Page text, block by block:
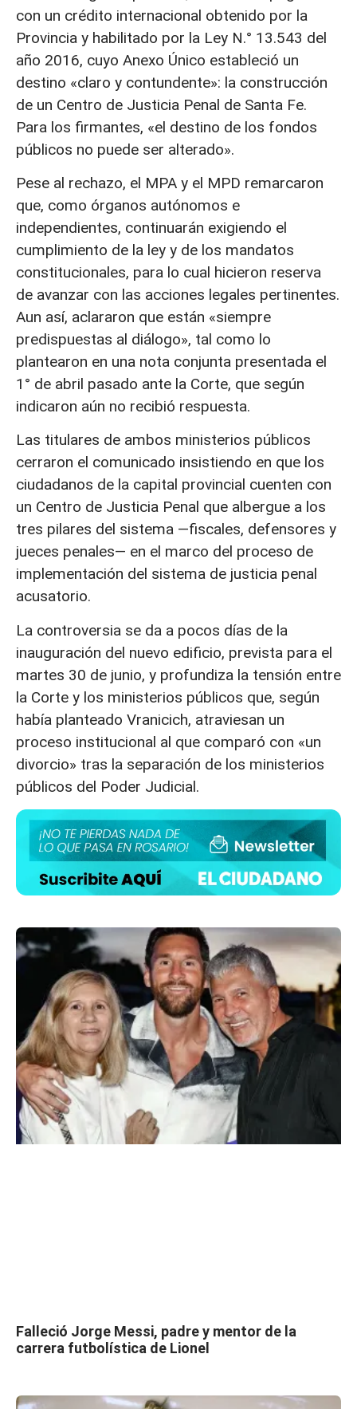
con un crédito internacional obtenido por la
Provincia y habilitado por la Ley N.° 13.543 del
año 2016, cuyo Anexo Único estableció un
destino «claro y contundente»: la construcción
de un Centro de Justicia Penal de Santa Fe.
Para los firmantes, «el destino de los fondos
públicos no puede ser alterado».
Pese al rechazo, el MPA y el MPD remarcaron
que, como órganos autónomos e
independientes, continuarán exigiendo el
cumplimiento de la ley y de los mandatos
constitucionales, para lo cual hicieron reserva
de avanzar con las acciones legales pertinentes.
Aun así, aclararon que están «siempre
predispuestas al diálogo», tal como lo
plantearon en una nota conjunta presentada el
1° de abril pasado ante la Corte, que según
indicaron aún no recibió respuesta.
Las titulares de ambos ministerios públicos
cerraron el comunicado insistiendo en que los
ciudadanos de la capital provincial cuenten con
un Centro de Justicia Penal que albergue a los
tres pilares del sistema —fiscales, defensores y
jueces penales— en el marco del proceso de
implementación del sistema de justicia penal
acusatorio.
La controversia se da a pocos días de la
inauguración del nuevo edificio, prevista para el
martes 30 de junio, y profundiza la tensión entre
la Corte y los ministerios públicos que, según
había planteado Vranicich, atraviesan un
proceso institucional al que comparó con «un
divorcio» tras la separación de los ministerios
públicos del Poder Judicial.
Falleció Jorge Messi, padre y mentor de la
carrera futbolística de Lionel